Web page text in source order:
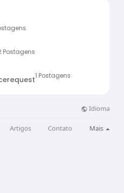
Postagens
1 Postagens
Idioma
Artigos Contato Mais